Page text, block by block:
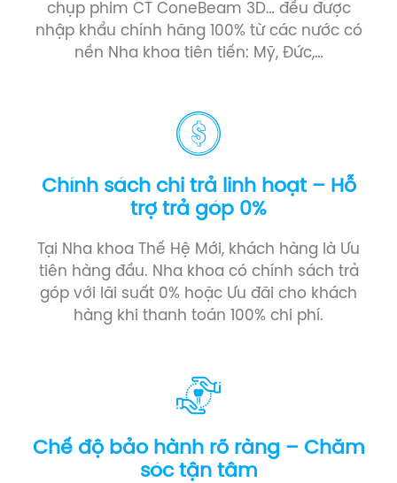
chụp phim CT ConeBeam 3D… đều được
nhập khẩu chính hãng 100% từ các nước có
nền Nha khoa tiên tiến: Mỹ, Đức,…
Chính sách chi trả linh hoạt – Hỗ
trợ trả góp 0%
Tại Nha khoa Thế Hệ Mới, khách hàng là Ưu
tiên hàng đầu. Nha khoa có chính sách trả
góp với lãi suất 0% hoặc Ưu đãi cho khách
hàng khi thanh toán 100% chi phí.
Chế độ bảo hành rõ ràng – Chăm
sóc tận tâm